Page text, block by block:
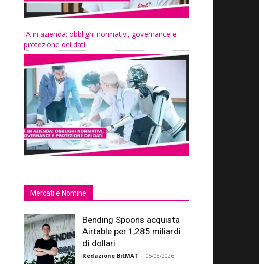
IA in azienda: obblighi normativi, governance e
protezione dei dati
Mercati e Nomine
Bending Spoons acquista
Airtable per 1,285 miliardi
di dollari
Redazione BitMAT - 05/08/2026